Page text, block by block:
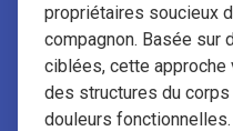
propriétaires soucieux
compagnon. Basée sur
ciblées, cette
des structures du
douleurs fonctionnelles.